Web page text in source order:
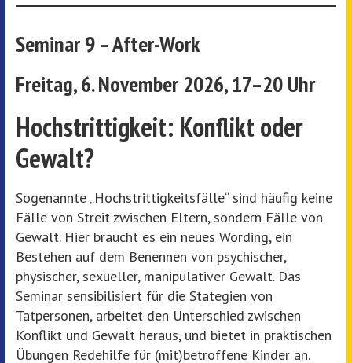
Seminar 9 – After-Work
Freitag, 6. November 2026, 17–20 Uhr
Hochstrittigkeit: Konflikt oder
Gewalt?
Sogenannte „Hochstrittigkeitsfälle“ sind häufig keine
Fälle von Streit zwischen Eltern, sondern Fälle von
Gewalt. Hier braucht es ein neues Wording, ein
Bestehen auf dem Benennen von psychischer,
physischer, sexueller, manipulativer Gewalt. Das
Seminar sensibilisiert für die Stategien von
Tatpersonen, arbeitet den Unterschied zwischen
Konflikt und Gewalt heraus, und bietet in praktischen
Übungen Redehilfe für (mit)betroffene Kinder an.